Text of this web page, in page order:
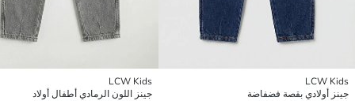
LCW Kids
جينز أولادي بقصة فضفاضة
LCW Kids
جينز اللون الرمادي أطفال أولاد